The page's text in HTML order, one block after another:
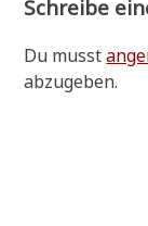
Schreibe
Du musst
abzugeben.